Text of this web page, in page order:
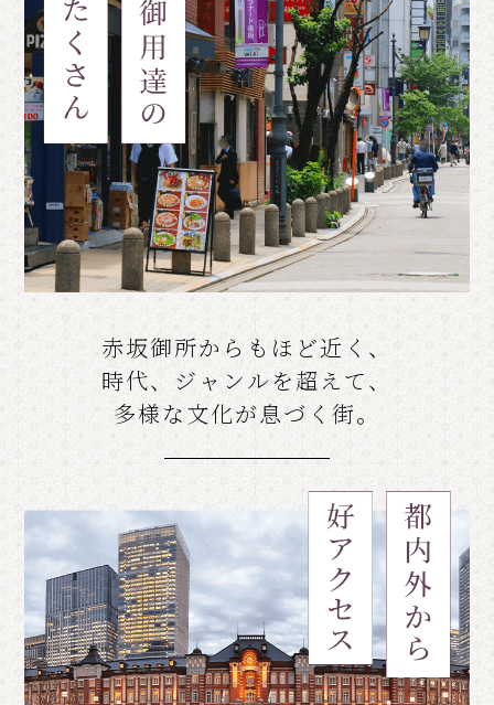
赤坂御所からもほど近く、
時代、ジャンルを超えて、
多様な文化が息づく街。